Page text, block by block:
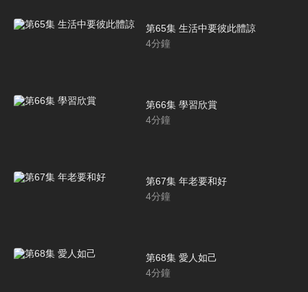
第65集 生活中要彼此體諒
4分鐘
第66集 學習欣賞
4分鐘
第67集 年老要和好
4分鐘
第68集 愛人如己
4分鐘